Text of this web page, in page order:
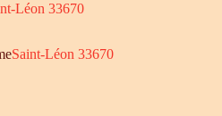
Léon 33670
Saint-Léon 33670